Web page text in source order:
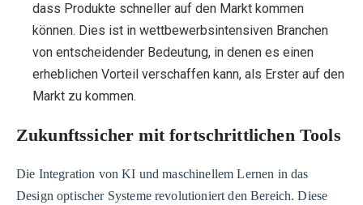
dass Produkte schneller auf den Markt kommen
können. Dies ist in wettbewerbsintensiven Branchen
von entscheidender Bedeutung, in denen es einen
erheblichen Vorteil verschaffen kann, als Erster auf den
Markt zu kommen.
Zukunftssicher mit fortschrittlichen Tools
Die Integration von KI und maschinellem Lernen in das
Design optischer Systeme revolutioniert den Bereich. Diese